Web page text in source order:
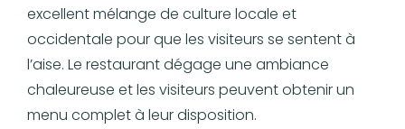
excellent mélange de culture locale et
occidentale pour que les visiteurs se sentent à
l’aise. Le restaurant dégage une ambiance
chaleureuse et les visiteurs peuvent obtenir un
menu complet à leur disposition.